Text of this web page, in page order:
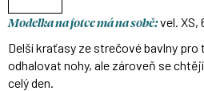
Modelka na fotce má na sobě:vel. XS,
Delší kraťasy ze strečové bavlny
odhalovat nohy, ale zároveň se
celý den.